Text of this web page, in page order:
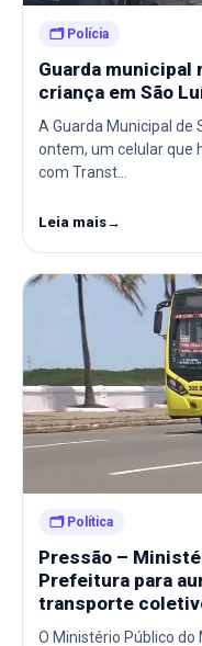
🗂️ Polícia
Guarda municipal
criança em São
A Guarda Municipal de
ontem, um celular que
com Transt…
Leia mais→
🗂️ Política
Pressão –
Prefeitura para
transporte
O Ministério Público